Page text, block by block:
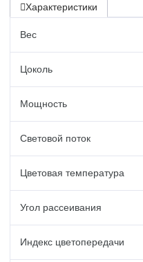
Характеристики
Вес
Цоколь
Мощность
Световой поток
Цветовая температура
Угол рассеивания
Индекс цветопередачи